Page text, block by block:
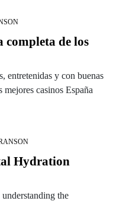
completa de los
entretenidas y con buenas
casinos España
Hydration
the